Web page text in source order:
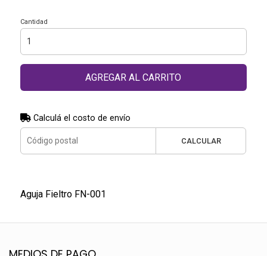
Cantidad
AGREGAR AL CARRITO
Calculá el costo de envío
CALCULAR
Aguja Fieltro FN-001